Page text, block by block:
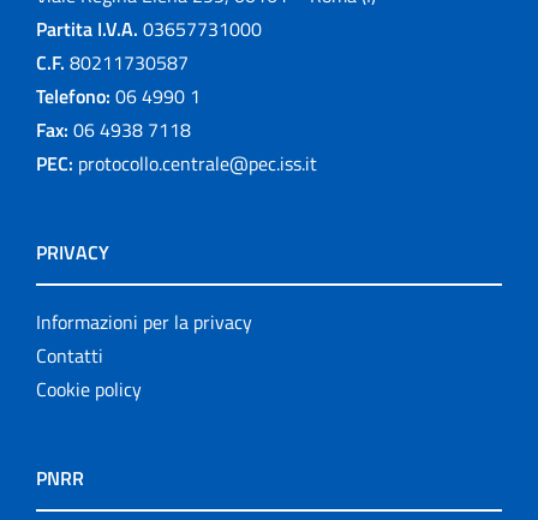
Partita I.V.A. 03657731000
C.F. 80211730587
Telefono: 06 4990 1
Fax: 06 4938 7118
PEC: protocollo.centrale@pec.iss.it
PRIVACY
Informazioni per la privacy
Contatti
Cookie policy
PNRR